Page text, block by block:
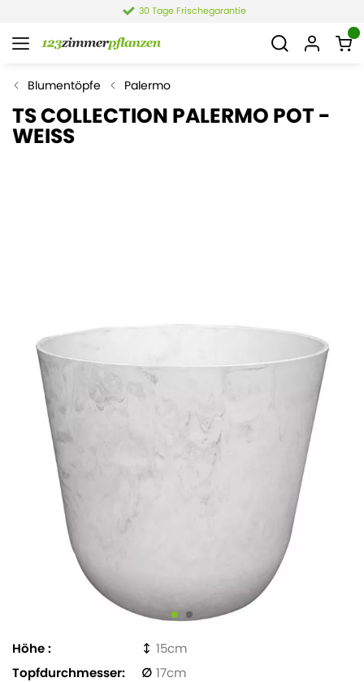
30 Tage Frischegarantie
Blumentöpfe Palermo
TS COLLECTION PALERMO POT -
WEISS
Höhe
15
Topfdurchmesser
17